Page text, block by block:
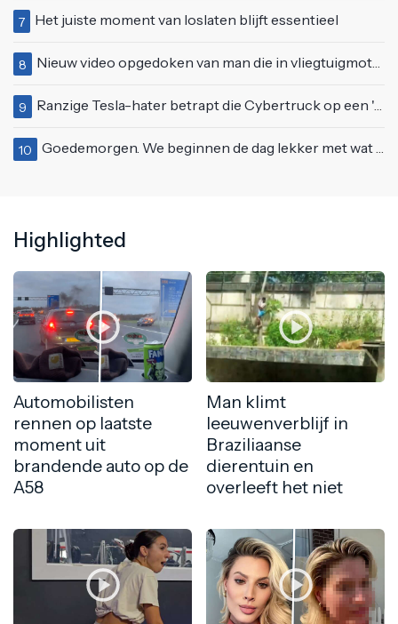
7 Het juiste moment van loslaten blijft essentieel
8 Nieuw video opgedoken van man die in vliegtuigmotor springt op vliegveld Milaan
9 Ranzige Tesla-hater betrapt die Cybertruck op een 'speciale bruine coating' trakteert
10 Goedemorgen. We beginnen de dag lekker met wat rek- en strekoefeningen
Highlighted
Automobilisten
rennen op laatste
moment uit
brandende auto op de
A58
Man klimt
leeuwenverblijf in
Braziliaanse
dierentuin en
overleeft het niet